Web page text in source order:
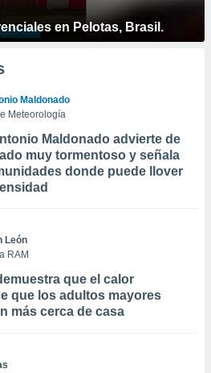
en Pelotas, Brasil.
Maldonado
Meteorología
Maldonado advierte de
muy tormentoso y señala
donde puede llover
León
RAM
que el calor
que los adultos mayores
más cerca de casa